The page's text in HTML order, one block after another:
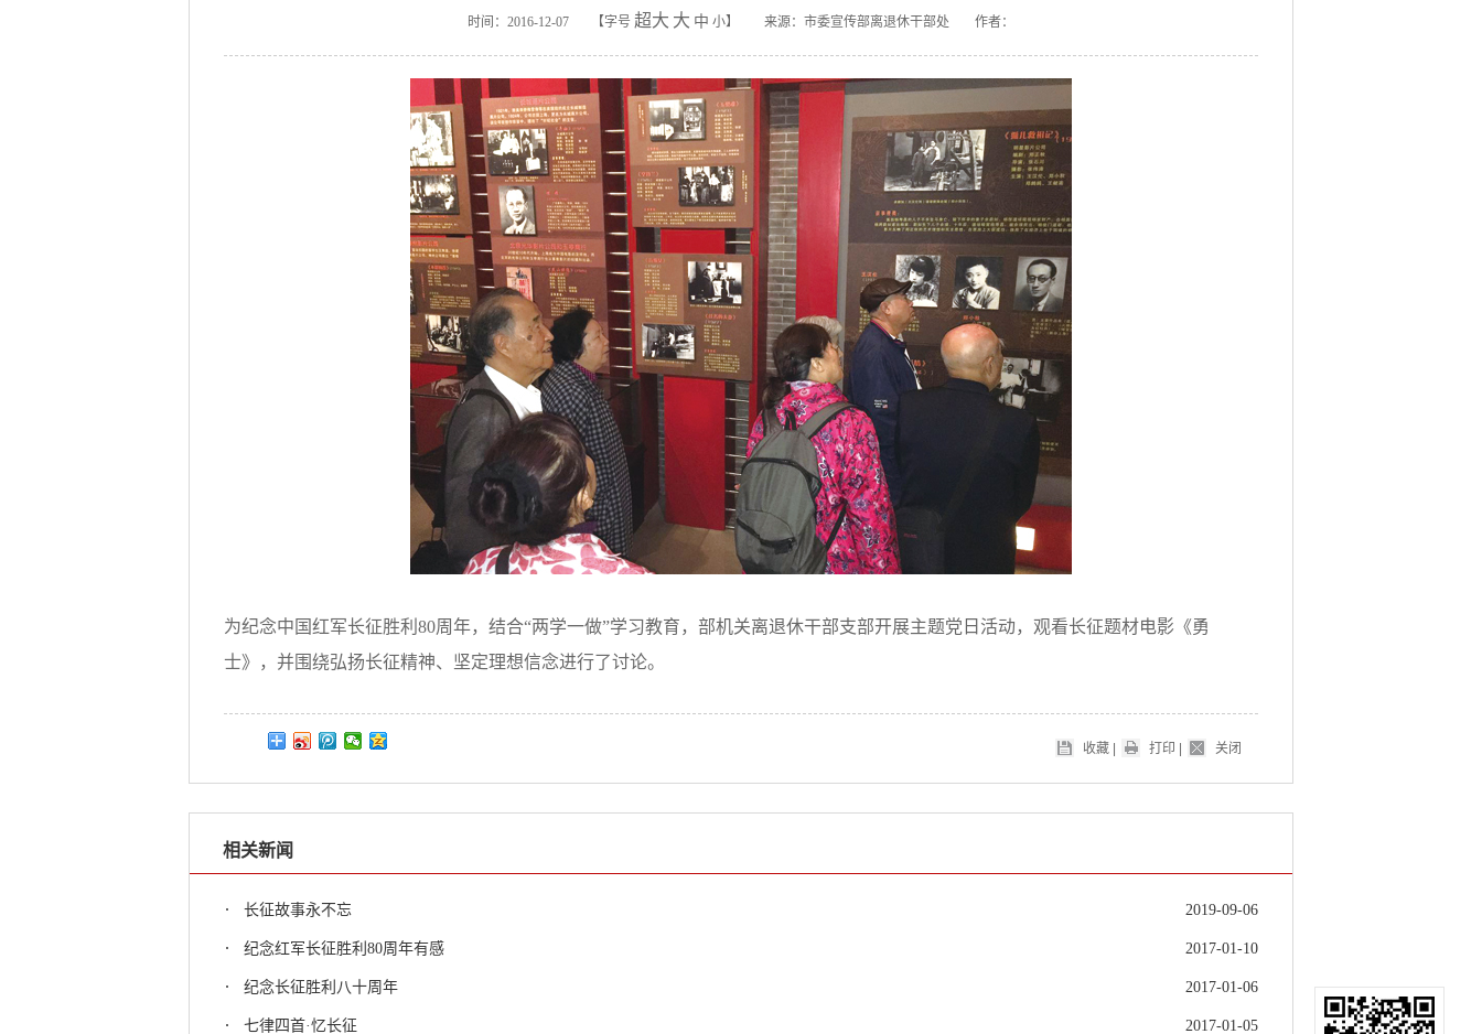
时间：2016-12-07 【字号 超大 大 中 小】 来源：市委宣传部离退休干部处 作者：
为纪念中国红军长征胜利80周年，结合“两学一做”学习教育，部机关离退休干部支部开展主题党日活动，观看长征题材电影《勇
士》，并围绕弘扬长征精神、坚定理想信念进行了讨论。
关闭
打印
收藏
相关新闻
长征故事永不忘 2019-09-06
纪念红军长征胜利80周年有感 2017-01-10
纪念长征胜利八十周年 2017-01-06
七律四首·忆长征 2017-01-05